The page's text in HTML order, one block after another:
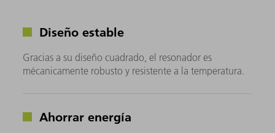
Diseño estable
Gracias a su diseño cuadrado, el resonador es
mécanicamente robusto y resistente a la temperatura.
Ahorrar energía